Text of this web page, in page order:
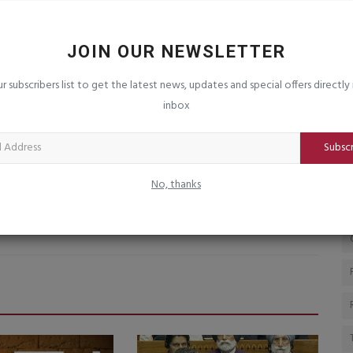
JOIN OUR NEWSLETTER
subscribers list to get the latest news, updates and special offers directly
inbox
No, thanks
ઈતિહાસ પ્રત્યેના પ્રેમે “મુસાફિરી’ની પ્રેરણા
saurashtrabhoomi Aug 7, 2026 0
રિચા ચઢ્ઢા કહે છે, આ સિરીઝ લોકોને આપણા વારસાને નવી નજરથી